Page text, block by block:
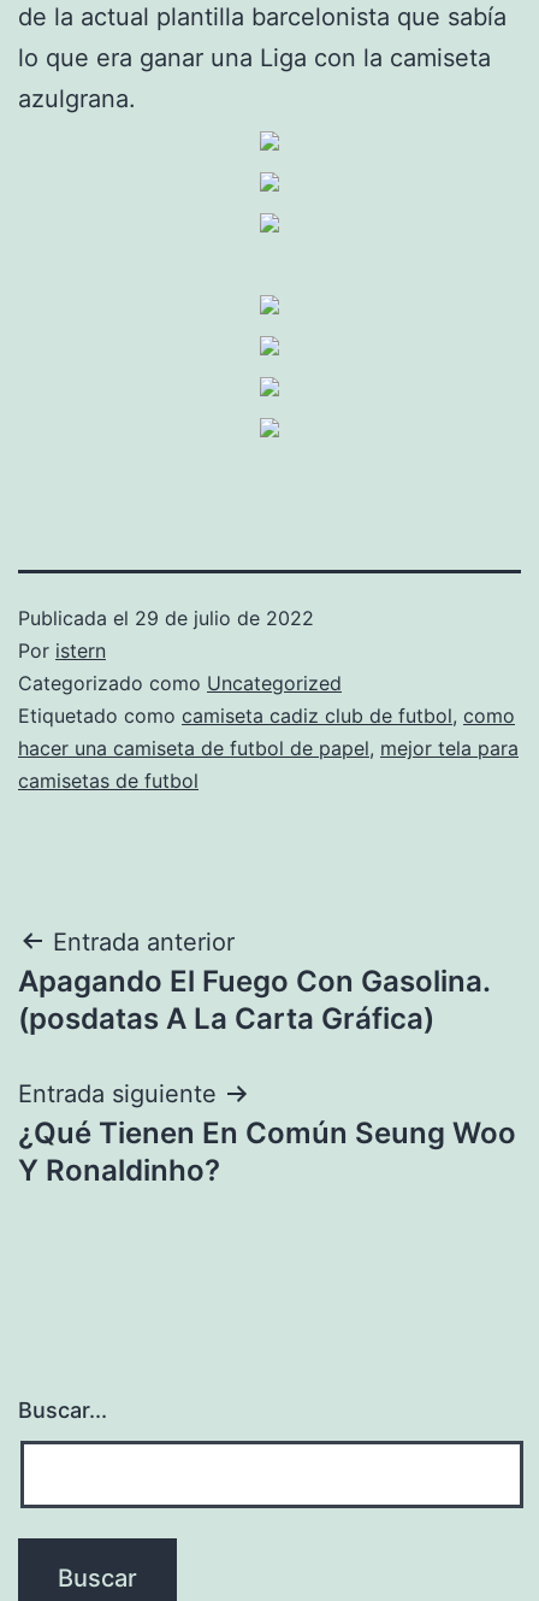
de la actual plantilla barcelonista que sabía
lo que era ganar una Liga con la camiseta
azulgrana.
Publicada el 29 de julio de 2022
Por istern
Categorizado como Uncategorized
Etiquetado como camiseta cadiz club de futbol, como
hacer una camiseta de futbol de papel, mejor tela para
camisetas de futbol
Navegación
de
Entrada anterior
Apagando El Fuego Con Gasolina.
(posdatas A La Carta Gráfica)
Entrada siguiente
¿Qué Tienen En Común Seung Woo
Y Ronaldinho?
Buscar...